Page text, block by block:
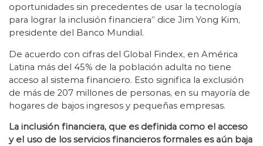
oportunidades sin precedentes de usar la tecnología
para lograr la inclusión financiera” dice Jim Yong Kim,
presidente del Banco Mundial.
De acuerdo con cifras del Global Findex, en América
Latina más del 45% de la población adulta no tiene
acceso al sistema financiero. Esto significa la exclusión
de más de 207 millones de personas, en su mayoría de
hogares de bajos ingresos y pequeñas empresas.
La inclusión financiera, que es definida como el acceso
y el uso de los servicios financieros formales es aún baja